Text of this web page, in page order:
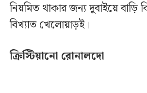
নিয়মিত থাকার জন্য দুবাইয়ে
বিখ্যাত খেলোয়াড়ই।
ক্রিস্টিয়ানো রোনালদো